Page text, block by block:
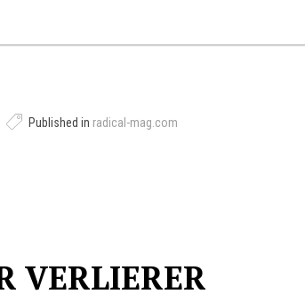
Published in radical-mag.com
VERLIERER